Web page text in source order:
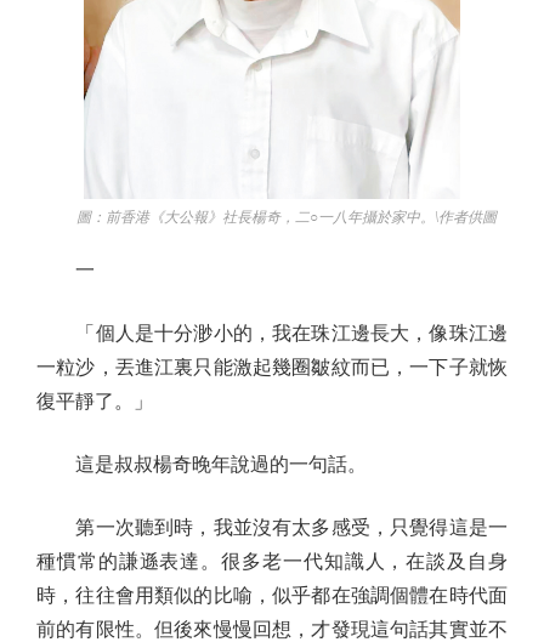
圖：前香港《大公報》社長楊奇，二○一八年攝於家中。\作者供圖
一
「個人是十分渺小的，我在珠江邊長大，像珠江邊
一粒沙，丟進江裏只能激起幾圈皺紋而已，一下子就恢
復平靜了。」
這是叔叔楊奇晚年說過的一句話。
第一次聽到時，我並沒有太多感受，只覺得這是一
種慣常的謙遜表達。很多老一代知識人，在談及自身
時，往往會用類似的比喻，似乎都在強調個體在時代面
前的有限性。但後來慢慢回想，才發現這句話其實並不